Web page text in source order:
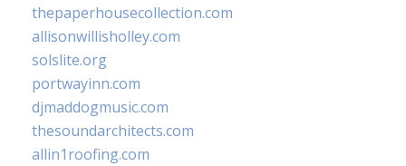
thepaperhousecollection.com
allisonwillisholley.com
solslite.org
portwayinn.com
djmaddogmusic.com
thesoundarchitects.com
allin1roofing.com